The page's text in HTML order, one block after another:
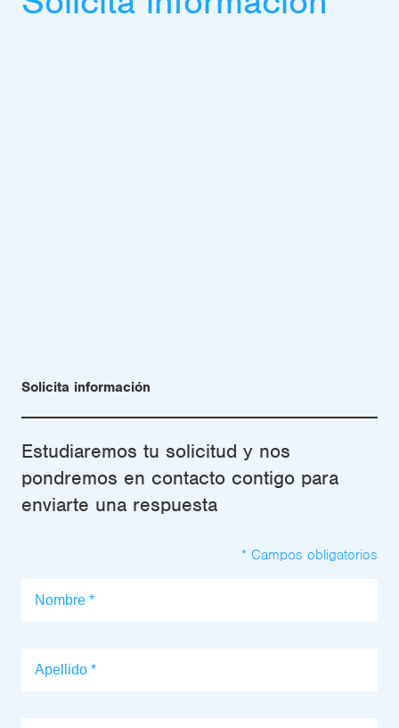
Solicita información
Estudiaremos tu solicitud y nos
pondremos en contacto contigo para
enviarte una respuesta
* Campos obligatorios